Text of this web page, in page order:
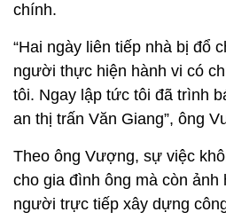
chính.
“Hai ngày liên tiếp nhà bị đổ
người thực hiện hành vi có
tôi. Ngay lập tức tôi đã trình
an thị trấn Văn Giang”, ông
Theo ông Vượng, sự việc
cho gia đình ông mà còn
người trực tiếp xây dựng